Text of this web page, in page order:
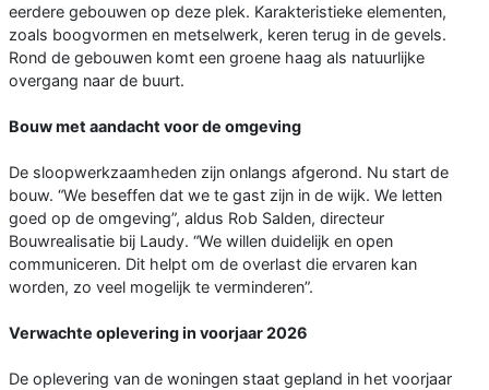
eerdere gebouwen op deze plek. Karakteristieke elementen,
zoals boogvormen en metselwerk, keren terug in de gevels.
Rond de gebouwen komt een groene haag als natuurlijke
overgang naar de buurt.
Bouw met aandacht voor de omgeving
De sloopwerkzaamheden zijn onlangs afgerond. Nu start de
bouw. “We beseffen dat we te gast zijn in de wijk. We letten
goed op de omgeving”, aldus Rob Salden, directeur
Bouwrealisatie bij Laudy. “We willen duidelijk en open
communiceren. Dit helpt om de overlast die ervaren kan
worden, zo veel mogelijk te verminderen”.
Verwachte oplevering in voorjaar 2026
De oplevering van de woningen staat gepland in het voorjaar